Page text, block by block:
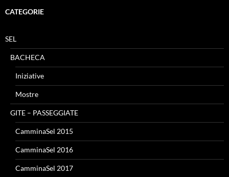
CATEGORIE
SEL
BACHECA
Iniziative
Mostre
GITE – PASSEGGIATE
CamminaSel 2015
CamminaSel 2016
CamminaSel 2017